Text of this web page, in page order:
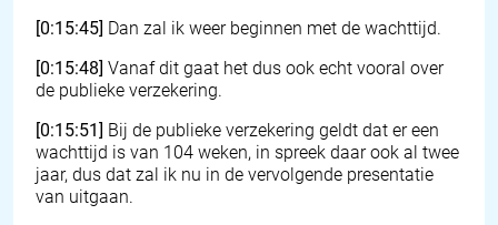
[0:15:45] Dan zal ik weer beginnen met de wachttijd.
[0:15:48] Vanaf dit gaat het dus ook echt vooral over
de publieke verzekering.
[0:15:51] Bij de publieke verzekering geldt dat er een
wachttijd is van 104 weken, in spreek daar ook al twee
jaar, dus dat zal ik nu in de vervolgende presentatie
van uitgaan.